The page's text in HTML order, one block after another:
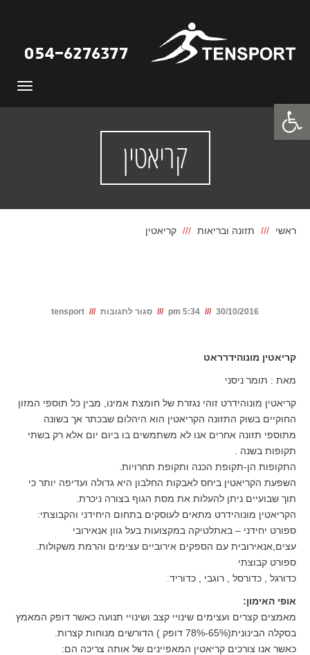
פתח סרגל נגישות
קריאטין
ראשי תזונה ובריאות קריאטין
30/10/2016
5:34 pm סגור לתגובות על tensport
קריאטין מונוהידרראט
מאת : תומר ניסני
קריאטין מונוהידרט זוהי נגזרת של חומצת אמינו, מבין כל תוספי המזון
החוקיים בשוק התזונה הקריאטין הוא היהלום שבכתר אך בשונה
מתוספי תזונה אחרים אנו לא משתמשים בו ביום יום אלא רק בשתי
תקופות בשנה .
התקופות הן-תקופת הכנה ותקופת תחרויות.
השפעת הקריאטין ביחס לאבקות החלבון היא גדולה ועדיפה יותר כי
תוך שבועיים ניתן להעלות את מסת הגוף בצורה ניכרת.
הקריאטין מונוהידרט מתאים לעוסקים בתחום היחידני והקבוצתי:
ספורט יחידני – באתלטיקה במקצועות בעל גוון אנאירובי
עצים,אנאירובית עם הספקים אירוביים עצימים והרמת משקולות.
ספורט קבוצתי
כדורגל , כדורסל , רוגבי , כדוריד.
אופי האימון:
מאמצים קצרים ועצימים שינויי קצב ושינויי תנועה כאשר דופק המאמץ
בסקלה הבינונית(65%-78% דופק ) הדורשים מנוחות קצרות.
כאשר אנו צורכים קריאטין המאפיינים של אותה צריכה הם: